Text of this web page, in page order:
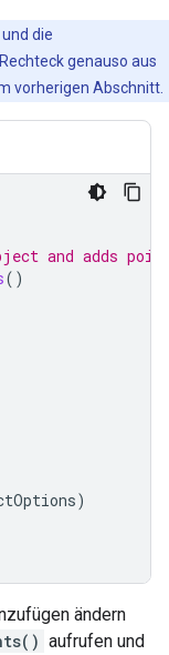
die
genauso aus
vorherigen Abschnitt.
and adds
()
)
ändern
aufrufen und